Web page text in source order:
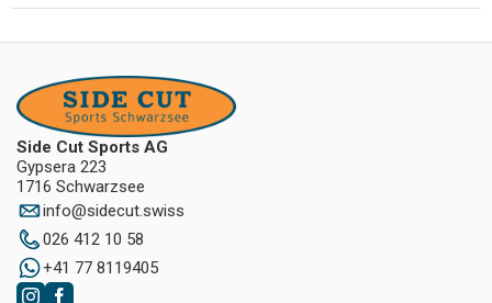
Side Cut Sports AG
Gypsera 223
1716 Schwarzsee
info@sidecut.swiss
026 412 10 58
+41 77 8119405